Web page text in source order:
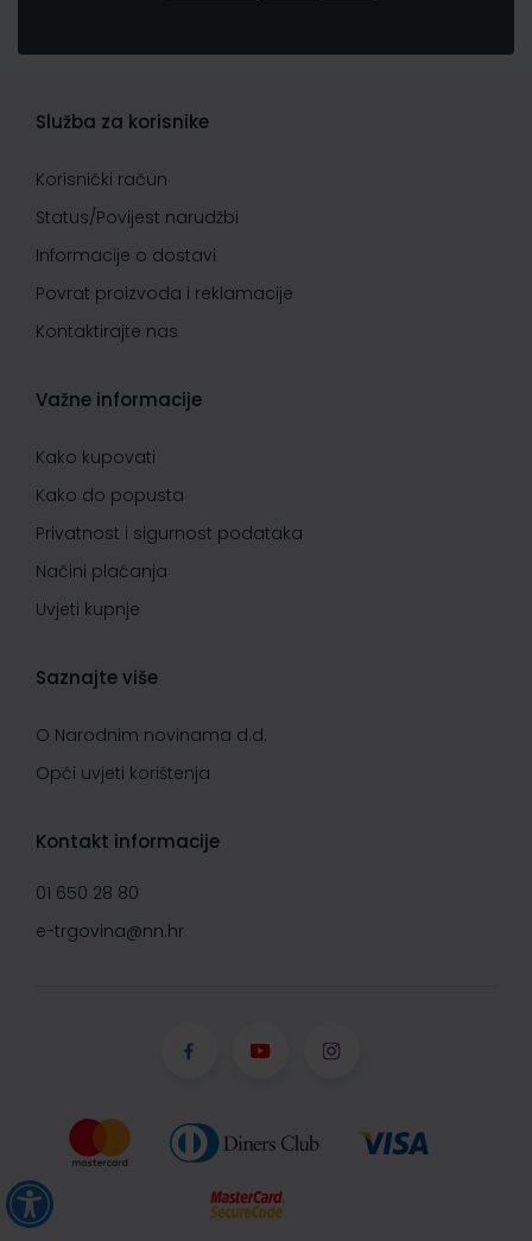
Služba za korisnike
Korisnički račun
Status/Povijest narudžbi
Informacije o dostavi
Povrat proizvoda i reklamacije
Kontaktirajte nas
Važne informacije
Kako kupovati
Kako do popusta
Privatnost i sigurnost podataka
Načini plaćanja
Uvjeti kupnje
Saznajte više
O Narodnim novinama d.d.
Opći uvjeti korištenja
Kontakt informacije
01 650 28 80
e-trgovina@nn.hr